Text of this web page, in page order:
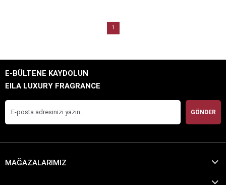
1
E-BÜLTENE KAYDOLUN
EILA LUXURY FRAGRANCE
GÖNDER
MAĞAZALARIMIZ